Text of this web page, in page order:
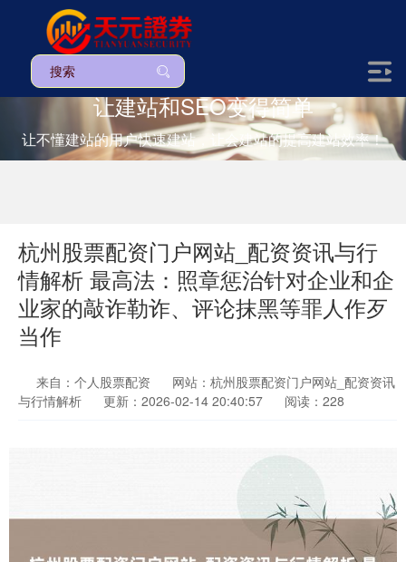
让建站和SEO变得简单
让不懂建站的用户快速建站，让会建站的提高建站效率！
杭州股票配资门户网站_配资资讯与行
情解析 最高法：照章惩治针对企业和企
业家的敲诈勒诈、评论抹黑等罪人作歹
当作
来自：个人股票配资
网站：杭州股票配资门户网站_配资资讯
与行情解析
更新：2026-02-14 20:40:57 阅读：228